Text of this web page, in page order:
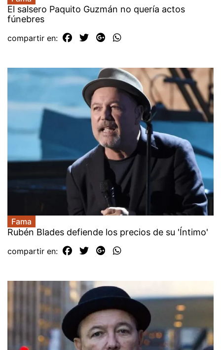
El salsero Paquito Guzmán no quería actos
fúnebres
compartir en:
Fama
Rubén Blades defiende los precios de su 'Íntimo'
compartir en: